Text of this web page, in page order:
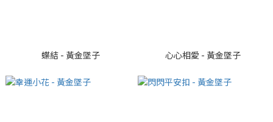
蝶結 - 黃金墜子 心心相愛 - 黃金墜子